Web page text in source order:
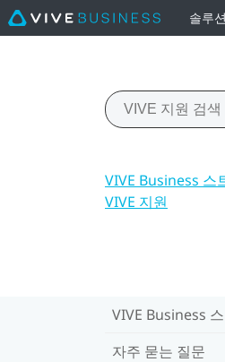
솔루션
VIVE Business 스
VIVE 지원
VIVE Business
자주 묻는 질문